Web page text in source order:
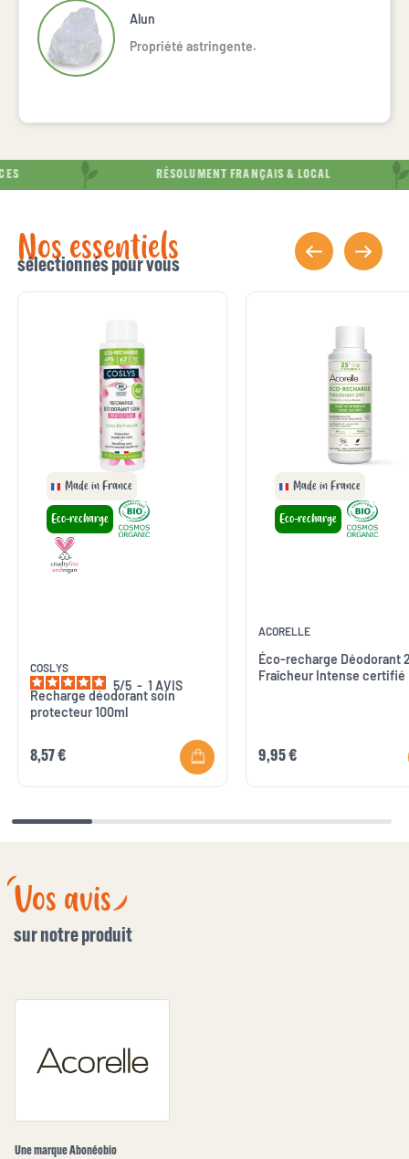
Alun
Propriété astringente.
RÉSOLUMENT FRANÇAIS & LOCAL
Nos essentiels
sélectionnés pour vous
Made in France
Eco-recharge
COSLYS
5/5 - 1 AVIS
Recharge déodorant soin
protecteur 100ml
8,57 €
Made in France
Eco-recharge
ACORELLE
Éco-recharge Déodorant
Fraîcheur Intense certifié
9,95 €
Vos avis
sur notre produit
Une marque Abonéobio